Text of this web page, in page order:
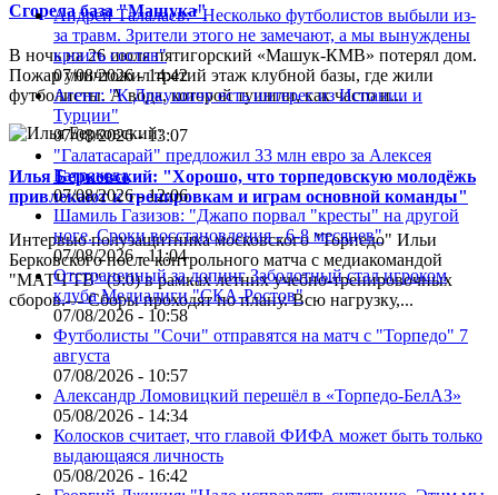
Сгорела база "Машука"
В ночь на 26 июля пятигорский «Машук-КМВ» потерял дом.
Пожар уничтожил третий этаж клубной базы, где жили
футболисты. А вода, которой тушили, как часто и...
Илья Берковский: "Хорошо, что торпедовскую молодёжь
привлекают к тренировкам и играм основной команды"
Интервью полузащитника московского "Торпедо" Ильи
Берковского после контрольного матча с медиакомандой
"МАТЧ ТВ" (9:0) в рамках летних учебно-тренировочных
сборов.— Сборы проходят по плану. Всю нагрузку,...
Андрей Талалаев: "Несколько футболистов выбыли из-
за травм. Зрители этого не замечают, а мы вынуждены
кроить состав"
07/08/2026 - 14:42
Агент: "К Дркушичу есть интерес из Испании и
Турции"
07/08/2026 - 13:07
"Галатасарай" предложил 33 млн евро за Алексея
Батракова
07/08/2026 - 12:06
Шамиль Газизов: "Джапо порвал "кресты" на другой
ноге. Сроки восстановления - 6-8 месяцев"
07/08/2026 - 11:04
Отстраненный за допинг Заболотный стал игроком
клуба Медиалиги "СКА-Ростов"
07/08/2026 - 10:58
Футболисты "Сочи" отправятся на матч с "Торпедо" 7
августа
07/08/2026 - 10:57
Александр Ломовицкий перешёл в «Торпедо-БелАЗ»
05/08/2026 - 14:34
Колосков считает, что главой ФИФА может быть только
выдающаяся личность
05/08/2026 - 16:42